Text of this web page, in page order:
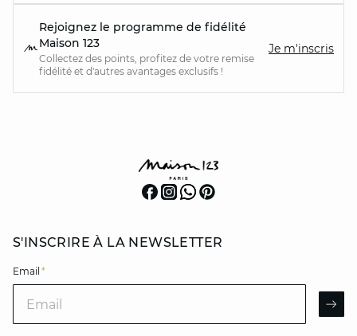
Rejoignez le programme de fidélité
Maison 123
Collectez des points, profitez de votre remise
fidélité et d'autres avantages exclusifs !
Je m'inscris
S'INSCRIRE À LA NEWSLETTER
Email *